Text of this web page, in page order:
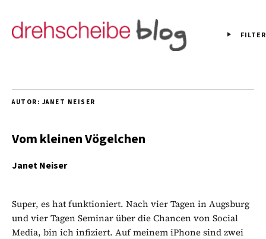
FILTER
AUTOR: JANET NEISER
Vom kleinen Vögelchen
Janet Neiser
Super, es hat funktioniert. Nach vier Tagen in Augsburg
und vier Tagen Seminar über die Chancen von Social
Media, bin ich infiziert. Auf meinem iPhone sind zwei